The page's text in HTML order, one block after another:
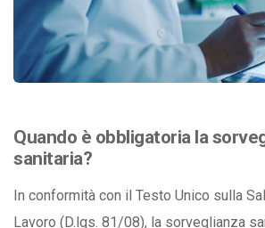
Quando è obbligatoria la
sanitaria?
In conformità con il Testo Unico sulla
Lavoro (D.lgs. 81/08), la sorveglianza